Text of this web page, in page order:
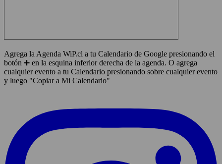
Agrega la Agenda WiP.cl a tu Calendario de Google presionando el
botón ➕ en la esquina inferior derecha de la agenda. O agrega
cualquier evento a tu Calendario presionando sobre cualquier evento
y luego "Copiar a Mi Calendario"